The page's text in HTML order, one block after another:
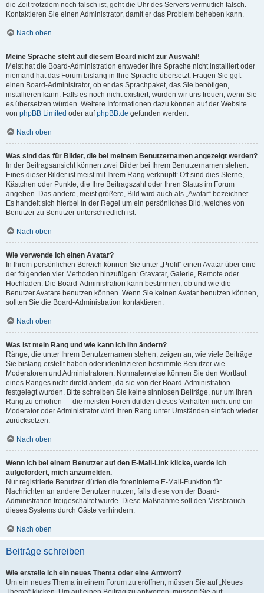
die Zeit trotzdem noch falsch ist, geht die Uhr des Servers vermutlich falsch.
Kontaktieren Sie einen Administrator, damit er das Problem beheben kann.
Nach oben
Meine Sprache steht auf diesem Board nicht zur Auswahl!
Meist hat die Board-Administration entweder Ihre Sprache nicht installiert oder
niemand hat das Forum bislang in Ihre Sprache übersetzt. Fragen Sie ggf.
einen Board-Administrator, ob er das Sprachpaket, das Sie benötigen,
installieren kann. Falls es noch nicht existiert, würden wir uns freuen, wenn Sie
es übersetzen würden. Weitere Informationen dazu können auf der Website
von phpBB Limited oder aufphpBB.de gefunden werden.
Nach oben
Was sind das für Bilder, die bei meinem Benutzernamen angezeigt werden?
In der Beitragsansicht können zwei Bilder bei Ihrem Benutzernamen stehen.
Eines dieser Bilder ist meist mit Ihrem Rang verknüpft: Oft sind dies Sterne,
Kästchen oder Punkte, die Ihre Beitragszahl oder Ihren Status im Forum
angeben. Das andere, meist größere, Bild wird auch als „Avatar“ bezeichnet.
Es handelt sich hierbei in der Regel um ein persönliches Bild, welches von
Benutzer zu Benutzer unterschiedlich ist.
Nach oben
Wie verwende ich einen Avatar?
In Ihrem persönlichen Bereich können Sie unter „Profil“ einen Avatar über eine
der folgenden vier Methoden hinzufügen: Gravatar, Galerie, Remote oder
Hochladen. Die Board-Administration kann bestimmen, ob und wie die
Benutzer Avatare benutzen können. Wenn Sie keinen Avatar benutzen können,
sollten Sie die Board-Administration kontaktieren.
Nach oben
Was ist mein Rang und wie kann ich ihn ändern?
Ränge, die unter Ihrem Benutzernamen stehen, zeigen an, wie viele Beiträge
Sie bislang erstellt haben oder identifizieren bestimmte Benutzer wie
Moderatoren und Administratoren. Normalerweise können Sie den Wortlaut
eines Ranges nicht direkt ändern, da sie von der Board-Administration
festgelegt wurden. Bitte schreiben Sie keine sinnlosen Beiträge, nur um Ihren
Rang zu erhöhen — die meisten Foren dulden dieses Verhalten nicht und ein
Moderator oder Administrator wird Ihren Rang unter Umständen einfach wieder
zurücksetzen.
Nach oben
Wenn ich bei einem Benutzer auf den E-Mail-Link klicke, werde ich
aufgefordert, mich anzumelden.
Nur registrierte Benutzer dürfen die foreninterne E-Mail-Funktion für
Nachrichten an andere Benutzer nutzen, falls diese von der Board-
Administration freigeschaltet wurde. Diese Maßnahme soll den Missbrauch
dieses Systems durch Gäste verhindern.
Nach oben
Beiträge schreiben
Wie erstelle ich ein neues Thema oder eine Antwort?
Um ein neues Thema in einem Forum zu eröffnen, müssen Sie auf „Neues